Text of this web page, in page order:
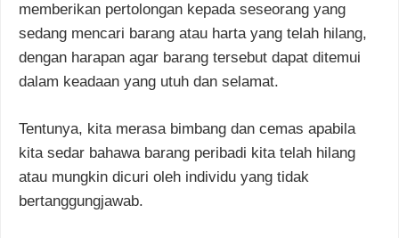
memberikan pertolongan kepada seseorang yang
sedang mencari barang atau harta yang telah hilang,
dengan harapan agar barang tersebut dapat ditemui
dalam keadaan yang utuh dan selamat.
Tentunya, kita merasa bimbang dan cemas apabila
kita sedar bahawa barang peribadi kita telah hilang
atau mungkin dicuri oleh individu yang tidak
bertanggungjawab.